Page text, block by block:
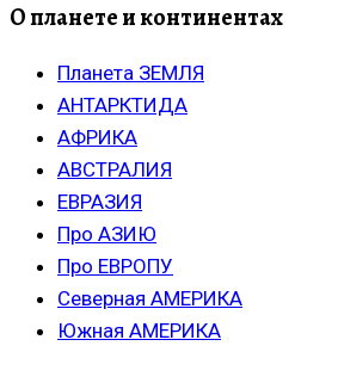
О планете и континентах
Планета ЗЕМЛЯ
АНТАРКТИДА
АФРИКА
АВСТРАЛИЯ
ЕВРАЗИЯ
Про АЗИЮ
Про ЕВРОПУ
Северная АМЕРИКА
Южная АМЕРИКА